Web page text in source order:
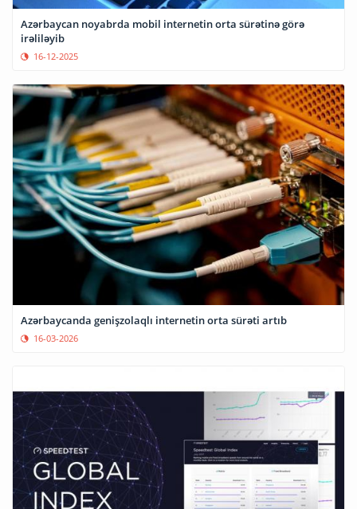
Azərbaycan noyabrda mobil internetin orta sürətinə görə
irəliləyib
16-12-2025
Azərbaycanda genişzolaqlı internetin orta sürəti artıb
16-03-2026